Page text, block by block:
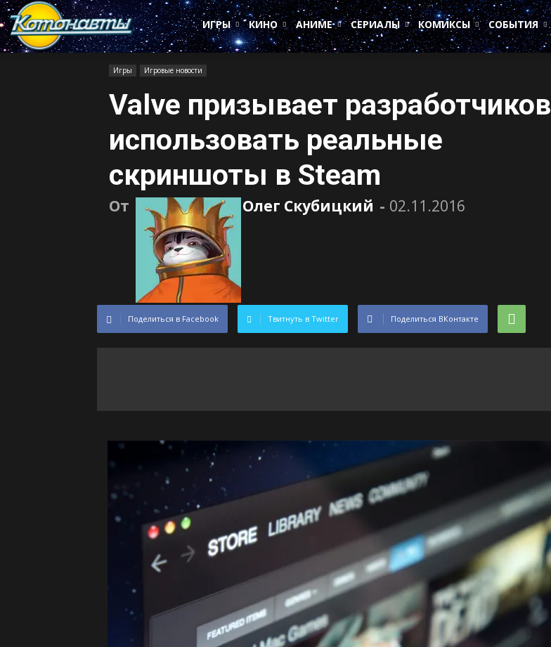
Котонавты
ИГРЫ
КИНО АНИМЕ СЕРИАЛЫ КОМИКСЫ СОБЫТИЯ
Игры Игровые новости
Valve призывает разработчиков
использовать реальные
скриншоты в Steam
От Олег Скубицкий - 02.11.2016
Поделиться в Facebook Твитнуть в Twitter Поделиться ВКонтакте